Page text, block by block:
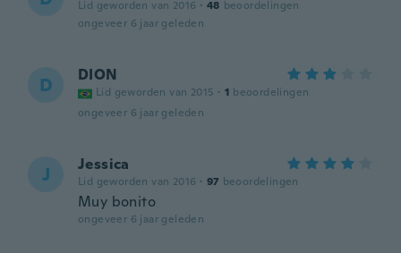
Lid geworden van 2016 · 48 beoordelingen
ongeveer 6 jaar geleden
D DION
Lid geworden van 2015 · 1 beoordelingen
ongeveer 6 jaar geleden
J Jessica
Lid geworden van 2016 · 97 beoordelingen
Muy bonito
ongeveer 6 jaar geleden